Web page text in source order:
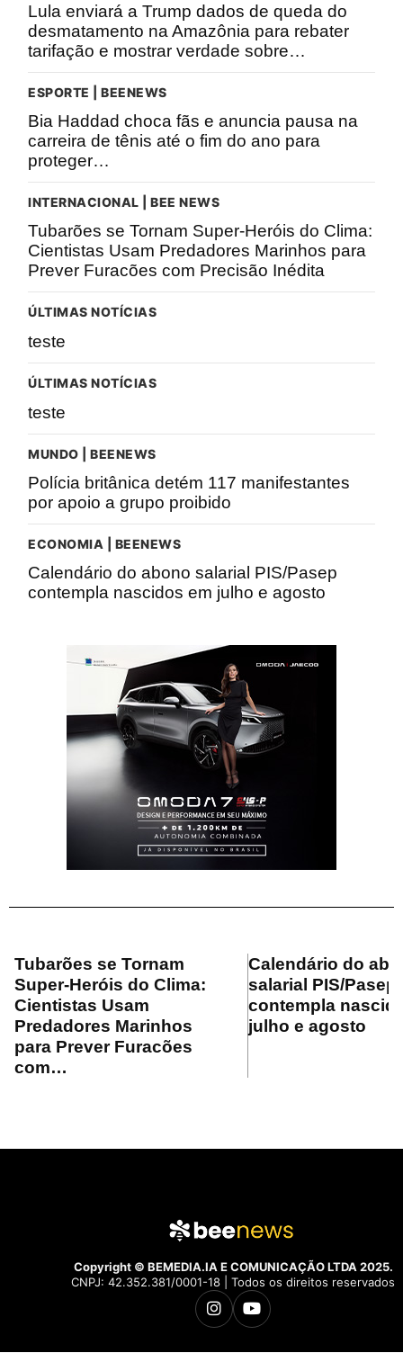
Lula enviará a Trump dados de queda do
desmatamento na Amazônia para rebater
tarifação e mostrar verdade sobre…
ESPORTE | BEENEWS
Bia Haddad choca fãs e anuncia pausa na
carreira de tênis até o fim do ano para
proteger…
INTERNACIONAL | BEE NEWS
Tubarões se Tornam Super-Heróis do Clima:
Cientistas Usam Predadores Marinhos para
Prever Furacões com Precisão Inédita
ÚLTIMAS NOTÍCIAS
teste
ÚLTIMAS NOTÍCIAS
teste
MUNDO | BEENEWS
Polícia britânica detém 117 manifestantes
por apoio a grupo proibido
ECONOMIA | BEENEWS
Calendário do abono salarial PIS/Pasep
contempla nascidos em julho e agosto
Tubarões se Tornam
Super-Heróis do Clima:
Cientistas Usam
Predadores Marinhos
para Prever Furacões
com…
Calendário do
salarial PIS/Pasep
contempla
julho e agosto
Copyright © BEMEDIA.IA E COMUNICAÇÃO LTDA 2025.
CNPJ: 42.352.381/0001-18 | Todos os direitos reservados